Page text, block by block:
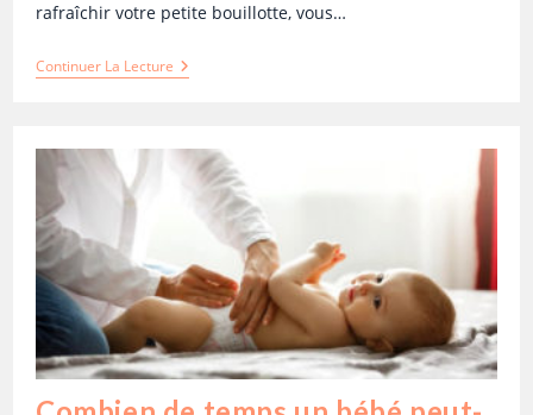
rafraîchir votre petite bouillotte, vous…
Continuer La Lecture